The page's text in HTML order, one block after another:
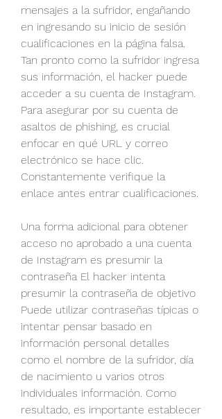
mensajes a la sufridor, engañando
en ingresando su inicio de sesión
cualificaciones en la página falsa.
Tan pronto como la sufridor ingresa
sus información, el hacker puede
acceder a su cuenta de Instagram.
Para asegurar por su cuenta de
asaltos de phishing, es crucial
enfocar en qué URL y correo
electrónico se hace clic.
Constantemente verifique la
enlace antes entrar cualificaciones.
Una forma adicional para obtener
acceso no aprobado a una cuenta
de Instagram es presumir la
contraseña El hacker intenta
presumir la contraseña de objetivo
Puede utilizar contraseñas típicas o
intentar pensar basado en
información personal detalles
como el nombre de la sufridor, día
de nacimiento u varios otros
individuales información. Como
resultado, es importante establecer